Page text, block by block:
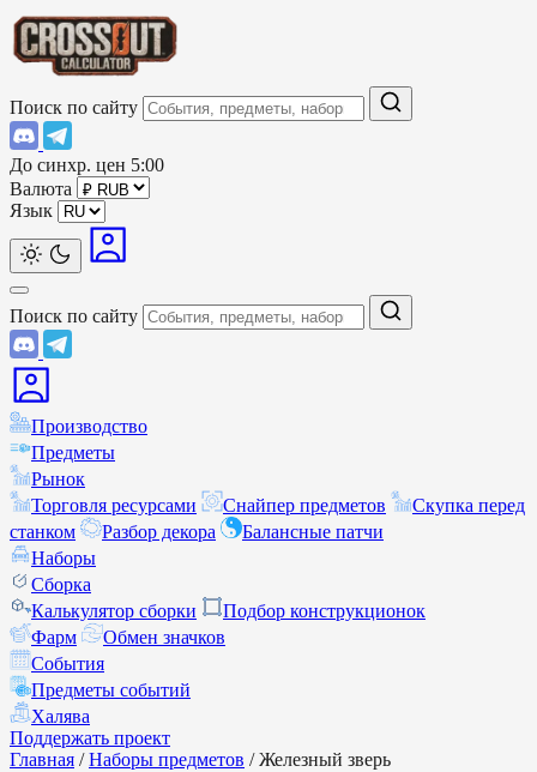
Поиск по сайту
До синхр. цен 5:00
Валюта
Язык
Поиск по сайту
Производство
Предметы
Рынок
Торговля ресурсами
Снайпер предметов
Скупка перед
станком
Разбор декора
Балансные патчи
Наборы
Сборка
Калькулятор сборки
Подбор конструкционок
Фарм
Обмен значков
События
Предметы событий
Халява
Поддержать проект
Главная / Наборы предметов / Железный зверь